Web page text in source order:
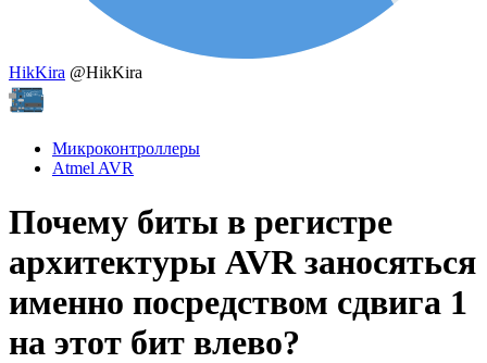
HikKira @HikKira
Микроконтроллеры
Atmel AVR
Почему биты в регистре
архитектуры AVR заносяться
именно посредством сдвига 1
на этот бит влево?